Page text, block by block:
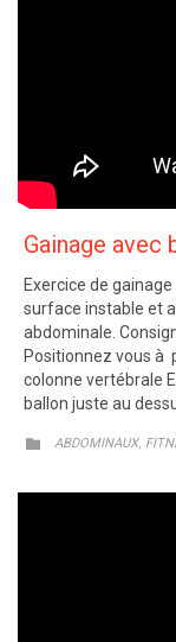
Gainage avec
Exercice de
surface instable et
abdominale.
Positionnez vous à
colonne vertébrale
ballon juste au
 CATEGORY
ABDOMINAUX,